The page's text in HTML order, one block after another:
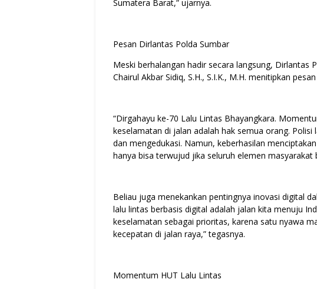
Sumatera Barat,” ujarnya.
Pesan Dirlantas Polda Sumbar
Meski berhalangan hadir secara langsung, Dirlantas
Chairul Akbar Sidiq, S.H., S.I.K., M.H. menitipkan
“Dirgahayu ke-70 Lalu Lintas Bhayangkara.
keselamatan di jalan adalah hak semua orang.
dan mengedukasi. Namun, keberhasilan
hanya bisa terwujud jika seluruh elemen masyarakat
Beliau juga menekankan pentingnya inovasi digital
lalu lintas berbasis digital adalah jalan kita menuju
keselamatan sebagai prioritas, karena satu nyawa
kecepatan di jalan raya,” tegasnya.
Momentum HUT Lalu Lintas